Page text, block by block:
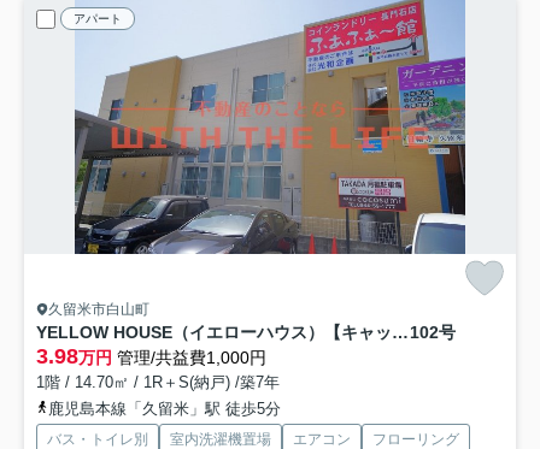
アパート
久留米市白山町
YELLOW HOUSE（イエローハウス）【キャッシュバック】102号
3.98万円 管理/共益費1,000円
1階 / 14.70㎡ / 1R＋S(納戸) /築7年
鹿児島本線「久留米」駅 徒歩5分
バス・トイレ別 室内洗濯機置場 エアコン
フローリング